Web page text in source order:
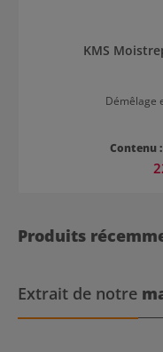
KMS
Démêlage
Contenu :
Produits
Extrait de notre